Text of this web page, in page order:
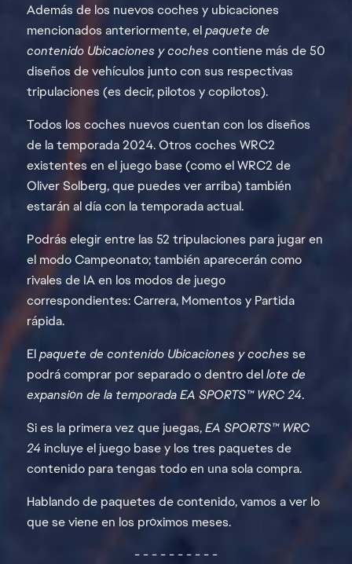
Además de los nuevos coches y ubicaciones
mencionados anteriormente, elpaquete de
contenido Ubicaciones y coches contiene más de 50
diseños de vehículos junto con sus respectivas
tripulaciones (es decir, pilotos y copilotos).
Todos los coches nuevos cuentan con los diseños
de la temporada 2024. Otros coches WRC2
existentes en el juego base (como el WRC2 de
Oliver Solberg, que puedes ver arriba) también
estarán al día con la temporada actual.
Podrás elegir entre las 52 tripulaciones para jugar en
el modo Campeonato; también aparecerán como
rivales de IA en los modos de juego
correspondientes: Carrera, Momentos y Partida
rápida.
Elpaquete de contenido Ubicaciones y coches se
podrá comprar por separado o dentro dellote de
expansión de la temporada EA SPORTS™ WRC 24.
Si es la primera vez que juegas,EA SPORTS™ WRC
24 incluye el juego base y los tres paquetes de
contenido para tengas todo en una sola compra.
Hablando de paquetes de contenido, vamos a ver lo
que se viene en los próximos meses.
- - - - - - - - - -